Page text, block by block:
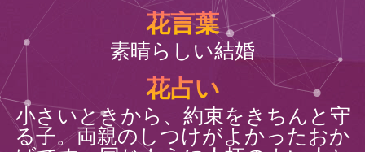
花言葉
素晴らしい結婚
花占い
小さいときから、約束をきちんと守
る子。両親のしつけがよかったおか